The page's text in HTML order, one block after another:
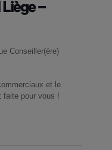
–
Conseiller(ère)
et le
faite pour vous !